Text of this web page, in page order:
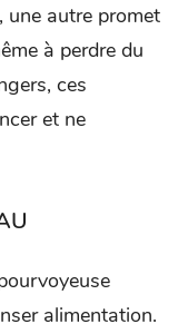
une autre promet
à perdre du
ces
et ne
alimentation.